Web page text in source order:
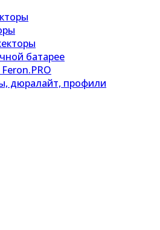
батарее
дюралайт, профили